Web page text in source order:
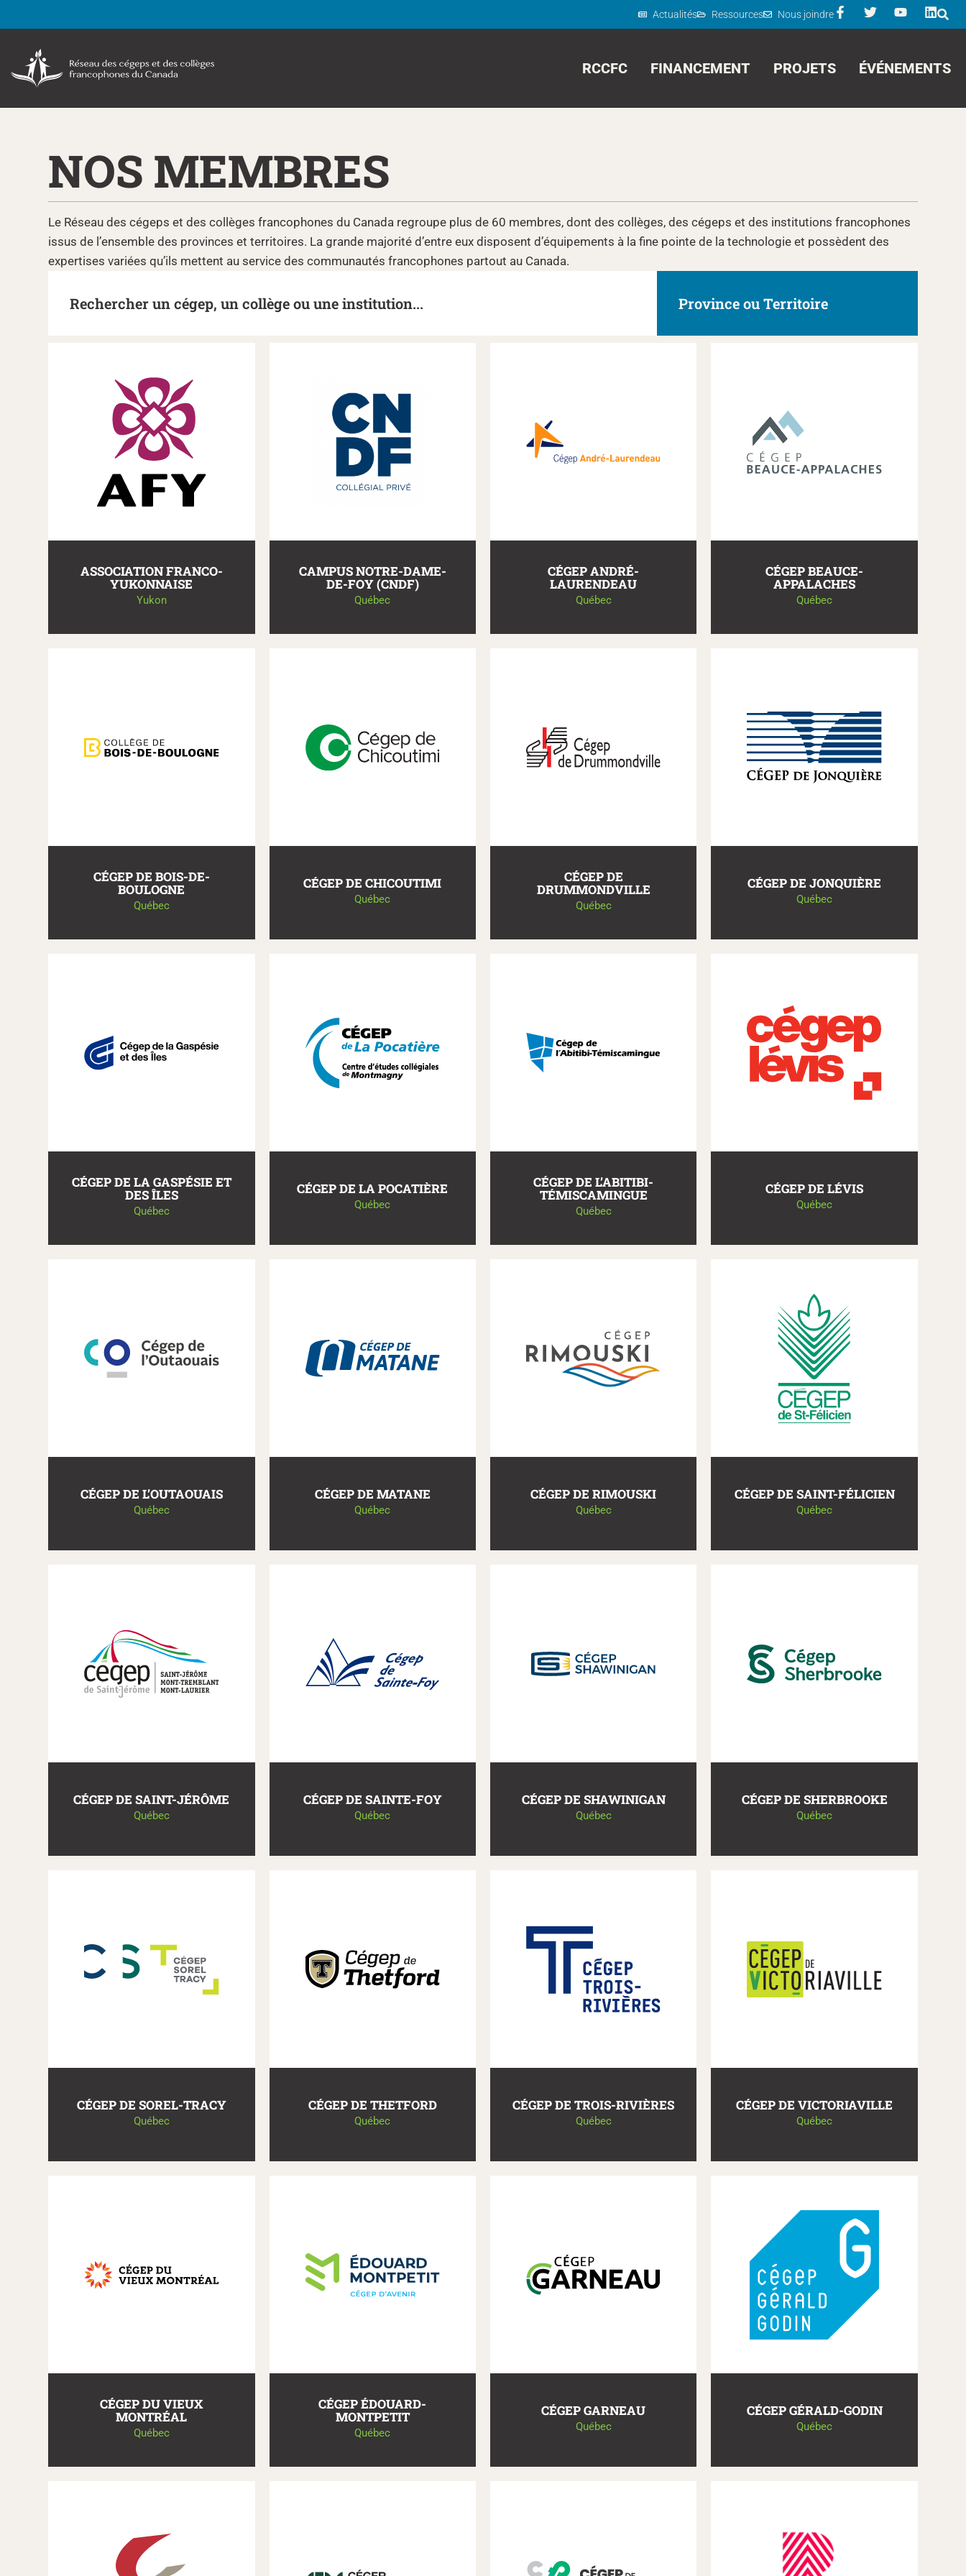
Actualités Ressources Nous joindre
RCCFC FINANCEMENT PROJETS ÉVÉNEMENTS
NOS MEMBRES
Le Réseau des cégeps et des collèges francophones du Canada regroupe plus de 60 membres, dont des collèges, des cégeps et des institutions francophones
issus de l’ensemble des provinces et territoires. La grande majorité d’entre eux disposent d’équipements à la fine pointe de la technologie et possèdent des
expertises variées qu’ils mettent au service des communautés francophones partout au Canada.
ASSOCIATION FRANCO-
YUKONNAISE
Yukon
CAMPUS NOTRE-DAME-
DE-FOY (CNDF)
Québec
CÉGEP ANDRÉ-
LAURENDEAU
Québec
CÉGEP BEAUCE-
APPALACHES
Québec
CÉGEP DE BOIS-DE-
BOULOGNE
Québec
CÉGEP DE CHICOUTIMI
Québec
CÉGEP DE
DRUMMONDVILLE
Québec
CÉGEP DE JONQUIÈRE
Québec
CÉGEP DE LA GASPÉSIE ET
DES ÎLES
Québec
CÉGEP DE LA POCATIÈRE
Québec
CÉGEP DE L’ABITIBI-
TÉMISCAMINGUE
Québec
CÉGEP DE LÉVIS
Québec
CÉGEP DE L’OUTAOUAIS
Québec
CÉGEP DE MATANE
Québec
CÉGEP DE RIMOUSKI
Québec
CÉGEP DE SAINT-FÉLICIEN
Québec
CÉGEP DE SAINT-JÉRÔME
Québec
CÉGEP DE SAINTE-FOY
Québec
CÉGEP DE SHAWINIGAN
Québec
CÉGEP DE SHERBROOKE
Québec
CÉGEP DE SOREL-TRACY
Québec
CÉGEP DE THETFORD
Québec
CÉGEP DE TROIS-RIVIÈRES
Québec
CÉGEP DE VICTORIAVILLE
Québec
CÉGEP DU VIEUX
MONTRÉAL
Québec
CÉGEP ÉDOUARD-
MONTPETIT
Québec
CÉGEP GARNEAU
Québec
CÉGEP GÉRALD-GODIN
Québec